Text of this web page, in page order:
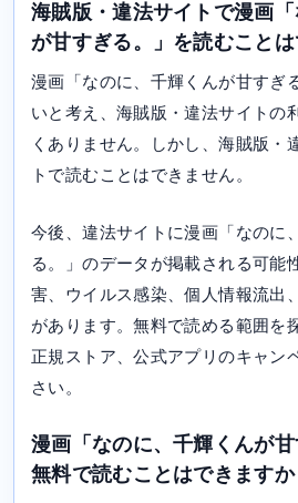
海賊版・違法サイトで漫画
が甘すぎる。」を読むことは
漫画「なのに、千輝くんが甘すぎ
いと考え、海賊版・違法サイトの
くありません。しかし、海賊版・
トで読むことはできません。
今後、違法サイトに漫画「なのに
る。」のデータが掲載される可能
害、ウイルス感染、個人情報流出
があります。無料で読める範囲を
正規ストア、公式アプリのキャン
さい。
漫画「なのに、千輝くんが
無料で読むことはできますか